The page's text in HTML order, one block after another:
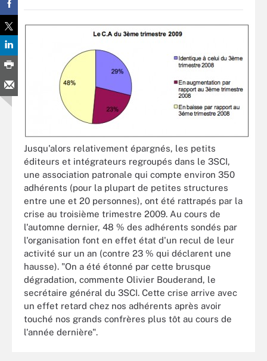
Jusqu'alors relativement épargnés, les petits
éditeurs et intégrateurs regroupés dans le 3SCI,
une association patronale qui compte environ 350
adhérents (pour la plupart de petites structures
entre une et 20 personnes), ont été rattrapés par la
crise au troisième trimestre 2009. Au cours de
l'automne dernier, 48 % des adhérents sondés par
l'organisation font en effet état d'un recul de leur
activité sur un an (contre 23 % qui déclarent une
hausse). "On a été étonné par cette brusque
dégradation, commente Olivier Bouderand, le
secrétaire général du 3SCI. Cette crise arrive avec
un effet retard chez nos adhérents après avoir
touché nos grands confrères plus tôt au cours de
l'année dernière".